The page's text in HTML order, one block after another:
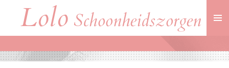
hoofdinhoud
Lolo Schoonheidszorgen